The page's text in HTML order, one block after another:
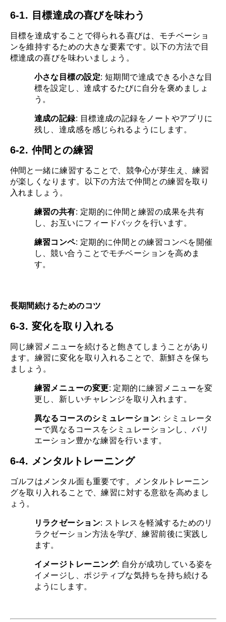
6-1. 目標達成の喜びを味わう
目標を達成することで得られる喜びは、モチベーショ
ンを維持するための大きな要素です。以下の方法で目
標達成の喜びを味わいましょう。
小さな目標の設定: 短期間で達成できる小さな目
標を設定し、達成するたびに自分を褒めましょ
う。
達成の記録: 目標達成の記録をノートやアプリに
残し、達成感を感じられるようにします。
6-2. 仲間との練習
仲間と一緒に練習することで、競争心が芽生え、練習
が楽しくなります。以下の方法で仲間との練習を取り
入れましょう。
練習の共有: 定期的に仲間と練習の成果を共有
し、お互いにフィードバックを行います。
練習コンペ: 定期的に仲間との練習コンペを開催
し、競い合うことでモチベーションを高めま
す。
長期間続けるためのコツ
6-3. 変化を取り入れる
同じ練習メニューを続けると飽きてしまうことがあり
ます。練習に変化を取り入れることで、新鮮さを保ち
ましょう。
練習メニューの変更: 定期的に練習メニューを変
更し、新しいチャレンジを取り入れます。
異なるコースのシミュレーション: シミュレータ
ーで異なるコースをシミュレーションし、バリ
エーション豊かな練習を行います。
6-4. メンタルトレーニング
ゴルフはメンタル面も重要です。メンタルトレーニン
グを取り入れることで、練習に対する意欲を高めまし
ょう。
リラクゼーション: ストレスを軽減するためのリ
ラクゼーション方法を学び、練習前後に実践し
ます。
イメージトレーニング: 自分が成功している姿を
イメージし、ポジティブな気持ちを持ち続ける
ようにします。